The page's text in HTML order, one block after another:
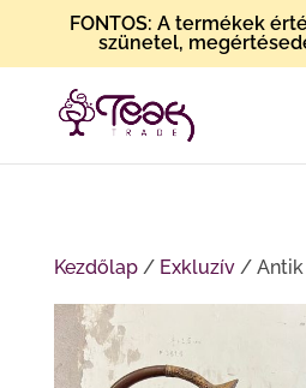
FONTOS: A termékek
szünetel,
Kezdőlap/ Exkluzív/ Antik